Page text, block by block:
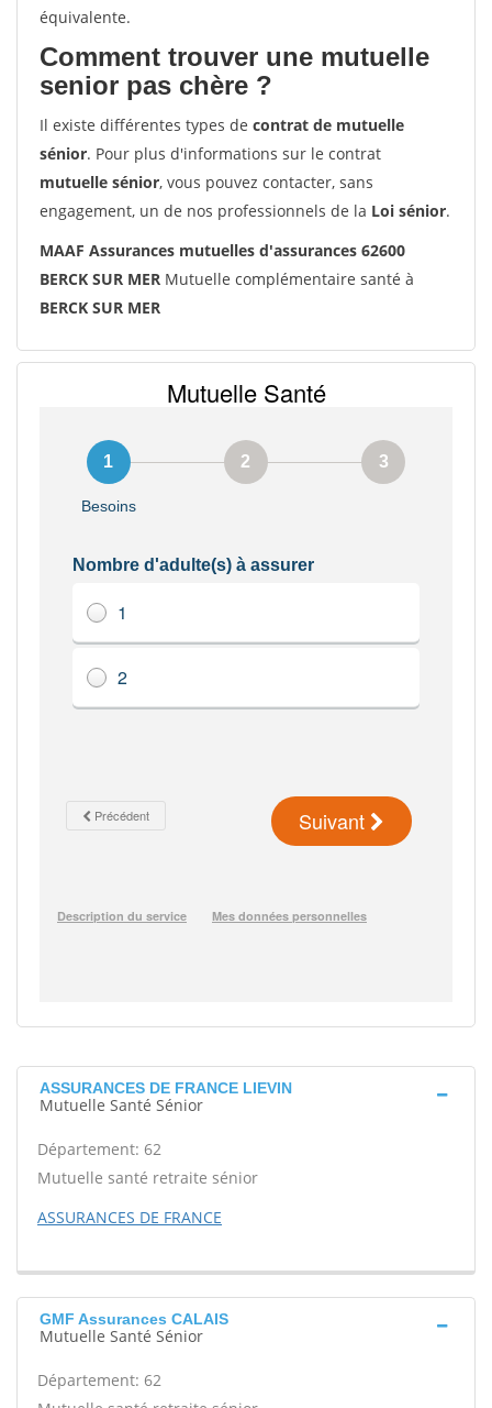
équivalente.
Comment trouver une mutuelle
senior pas chère ?
Il existe différentes types de contrat de mutuelle
sénior. Pour plus d'informations sur le contrat
mutuelle sénior, vous pouvez contacter, sans
engagement, un de nos professionnels de la Loi sénior.
MAAF Assurances mutuelles d'assurances 62600
BERCK SUR MER Mutuelle complémentaire santé à
BERCK SUR MER
ASSURANCES DE FRANCE LIEVIN
Mutuelle Santé Sénior
Département: 62
Mutuelle santé retraite sénior
ASSURANCES DE FRANCE
GMF Assurances CALAIS
Mutuelle Santé Sénior
Département: 62